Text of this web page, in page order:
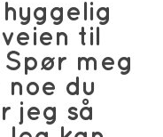
hyggelig
til
meg
du
jeg så